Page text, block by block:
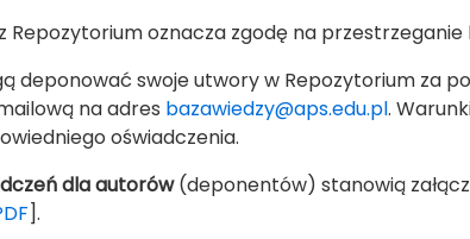
Repozytorium oznacza zgodę na przestrzeganie
deponować swoje utwory w Repozytorium za
na adres bazawiedzy@aps.edu.pl.
oświadczenia.
dla autorów(deponentów) stanowią
].